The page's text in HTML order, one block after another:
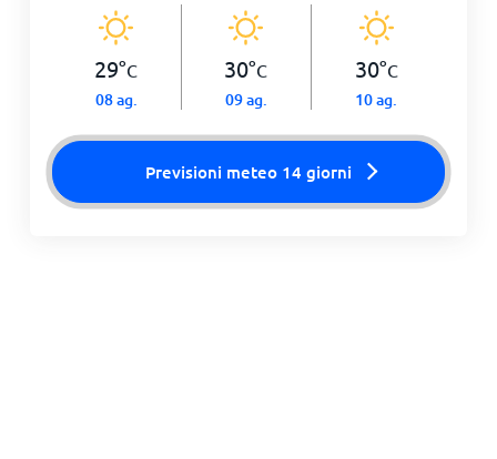
29°C
08 ag.
30°C
09 ag.
30°C
10 ag.
Previsioni meteo 14 giorni